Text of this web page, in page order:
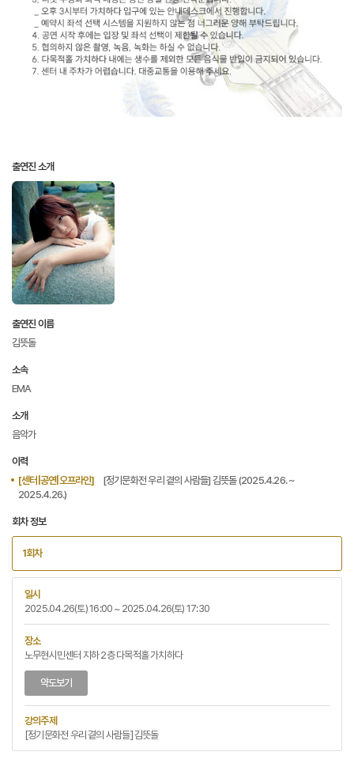
출연진 소개
출연진 이름
김뜻돌
소속
EMA
소개
음악가
이력
[센터|공연|오프라인]
[정기문화전 우리 곁의 사람들] 김뜻돌 (2025.4.26. ~
2025.4.26.)
회차 정보
1회차
일시
2025.04.26(토) 16:00 ~ 2025.04.26(토) 17:30
장소
노무현시민센터 지하 2층 다목적홀 가치하다
약도보기
강의주제
[정기문화전 우리 곁의 사람들] 김뜻돌